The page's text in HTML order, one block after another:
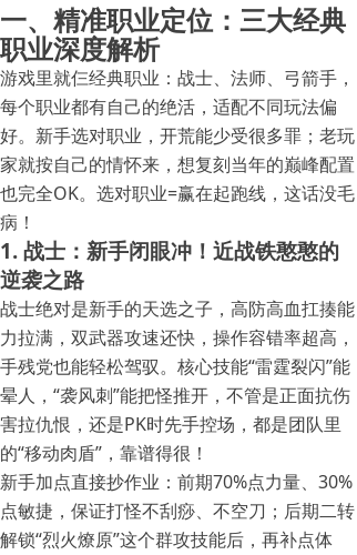
一、精准职业定位：三大经典
职业深度解析
游戏里就仨经典职业：战士、法师、弓箭手，
每个职业都有自己的绝活，适配不同玩法偏
好。新手选对职业，开荒能少受很多罪；老玩
家就按自己的情怀来，想复刻当年的巅峰配置
也完全OK。选对职业=赢在起跑线，这话没毛
病！
1. 战士：新手闭眼冲！近战铁憨憨的
逆袭之路
战士绝对是新手的天选之子，高防高血扛揍能
力拉满，双武器攻速还快，操作容错率超高，
手残党也能轻松驾驭。核心技能“雷霆裂闪”能
晕人，“袭风刺”能把怪推开，不管是正面抗伤
害拉仇恨，还是PK时先手控场，都是团队里
的“移动肉盾”，靠谱得很！
新手加点直接抄作业：前期70%点力量、30%
点敏捷，保证打怪不刮痧、不空刀；后期二转
解锁“烈火燎原”这个群攻技能后，再补点体